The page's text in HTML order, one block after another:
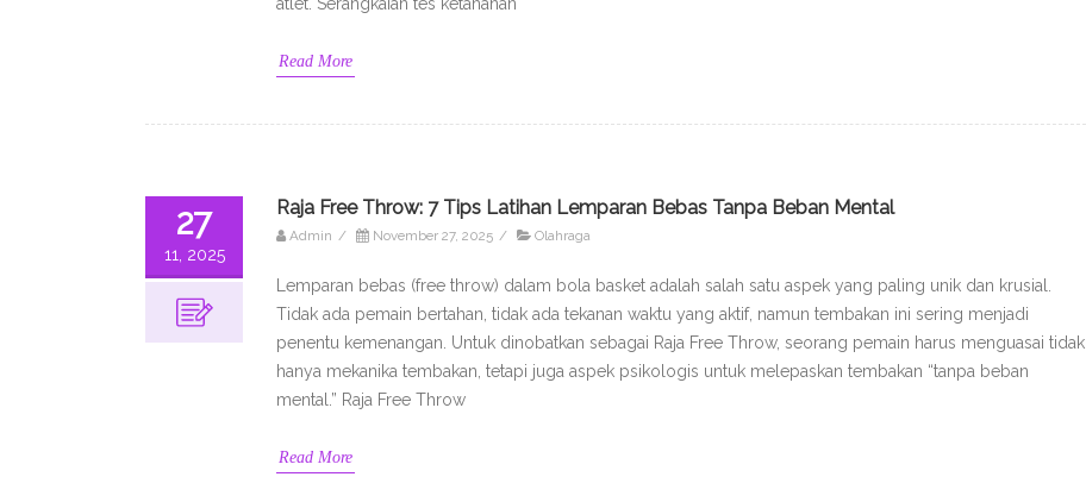
Read More
27
11, 2025
Raja Free Throw: 7 Tips Latihan Lemparan Bebas Tanpa Beban Mental
Admin / November 27, 2025 / Olahraga
Lemparan bebas (free throw) dalam bola basket adalah salah satu aspek yang paling unik dan krusial.
Tidak ada pemain bertahan, tidak ada tekanan waktu yang aktif, namun tembakan ini sering menjadi
penentu kemenangan. Untuk dinobatkan sebagai Raja Free Throw, seorang pemain harus menguasai tidak
hanya mekanika tembakan, tetapi juga aspek psikologis untuk melepaskan tembakan “tanpa beban
mental.” Raja Free Throw
Read More